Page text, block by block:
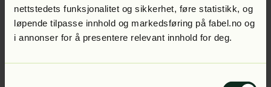
nettstedets funksjonalitet og sikkerhet, føre statistikk, og
løpende tilpasse innhold og markedsføring på fabel.no og
i annonser for å presentere relevant innhold for deg.